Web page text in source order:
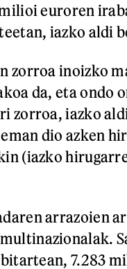
euroren
iazko aldi
zorroa inoizko
da, eta
zorroa, iazko
dio azken
(iazko
arrazoien
7.283